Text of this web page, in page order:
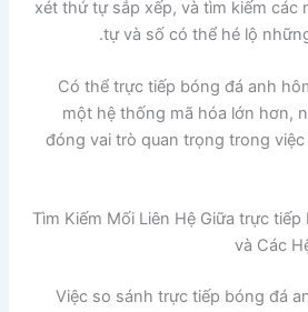
xét thứ tự sắp xếp, và tìm kiếm các
tự và số có thể hé lộ
Có thể trực tiếp bóng đá anh
một hệ thống mã hóa lớn hơn,
đóng vai trò quan trọng trong
Tìm Kiếm Mối Liên Hệ Giữa trực
và Các
Việc so sánh trực tiếp bóng đá